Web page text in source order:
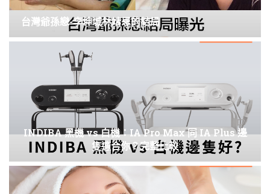
台灣爺孫戀-李坤城林靖恩的結局
INDIBA 黑機 vs 白機：IA Pro Max 同 IA Plus 邊
隻適合你？完整比較